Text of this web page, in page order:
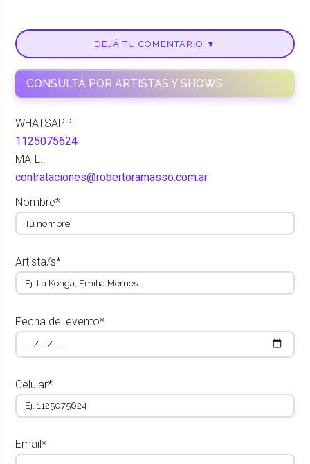
DEJÁ TU COMENTARIO ▼
CONSULTÁ POR ARTISTAS Y SHOWS
WHATSAPP:
1125075624
MAIL:
contrataciones@robertoramasso.com.ar
Nombre*
Artista/s*
Fecha del evento*
Celular*
Email*